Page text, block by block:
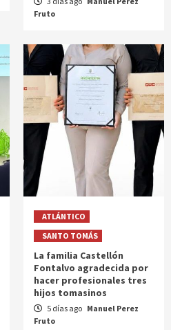
Fruto
ATLÁNTICO
SANTO TOMÁS
La familia Castellón
Fontalvo agradecida por
hacer profesionales tres
hijos tomasinos
5 días ago Manuel Perez
Fruto